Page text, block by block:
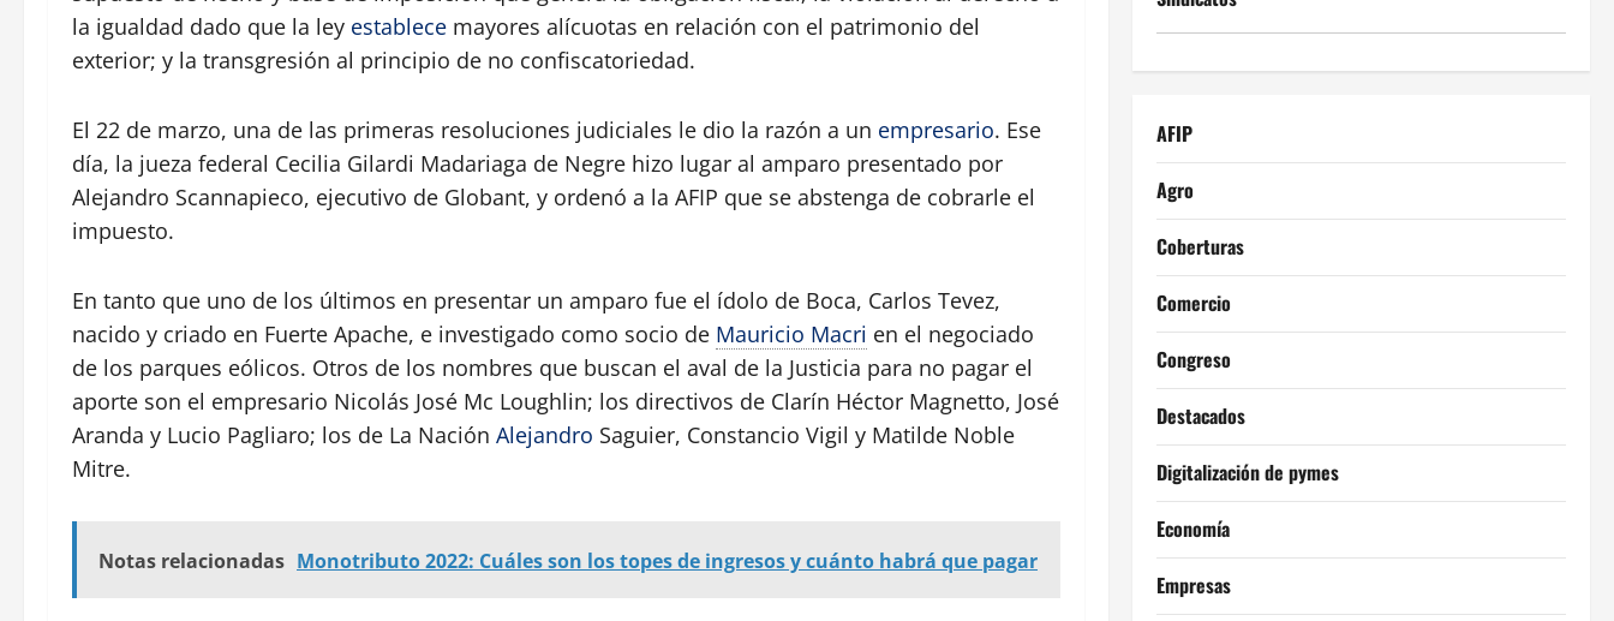
la igualdad dado que la ley establece mayores alícuotas en relación con el patrimonio del
exterior; y la transgresión al principio de no confiscatoriedad.
El 22 de marzo, una de las primeras resoluciones judiciales le dio la razón a un empresario. Ese
día, la jueza federal Cecilia Gilardi Madariaga de Negre hizo lugar al amparo presentado por
Alejandro Scannapieco, ejecutivo de Globant, y ordenó a la AFIP que se abstenga de cobrarle el
impuesto.
En tanto que uno de los últimos en presentar un amparo fue el ídolo de Boca, Carlos Tevez,
nacido y criado en Fuerte Apache, e investigado como socio de Mauricio Macri en el negociado
de los parques eólicos. Otros de los nombres que buscan el aval de la Justicia para no pagar el
aporte son el empresario Nicolás José Mc Loughlin; los directivos de Clarín Héctor Magnetto, José
Aranda y Lucio Pagliaro; los de La Nación Alejandro Saguier, Constancio Vigil y Matilde Noble
Mitre.
Notas relacionadas Monotributo 2022: Cuáles son los topes de ingresos y cuánto habrá que pagar
AFIP
Agro
Coberturas
Comercio
Congreso
Destacados
Digitalización de pymes
Economía
Empresas